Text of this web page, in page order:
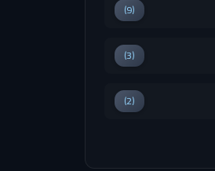
(9)
(3)
(2)